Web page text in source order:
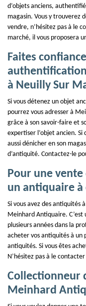
d’objets anciens,
magasin. Vous y trouverez
vendre, n’hésitez pas à le
marché, il vous proposera
Faites
à Neuilly Sur
Si vous détenez un objet
pourrez vous adresser à
grâce à son savoir-faire et
expertiser l’objet ancien. Si
aussi dénicher en son
d’antiquité. Contactez-le
Pour une
un antiquaire à
Si vous avez des antiquités
Meinhard Antiquaire.
plusieurs années dans la
acheter vos antiquités à un
antiquités. Si vous êtes
N’hésitez pas à le
Collectionneur
Meinhard